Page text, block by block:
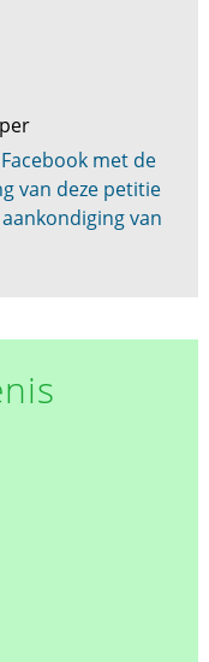
met de
van deze petitie
van